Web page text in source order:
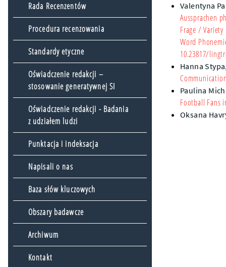
Rada Recenzentów
Procedura recenzowania
Standardy etyczne
Oświadczenie redakcji –
stosowanie generatywnej SI
Oświadczenie redakcji - Badania
z udziałem ludzi
Punktacja i indeksacja
Napisali o nas
Baza słów kluczowych
Obszary badawcze
Archiwum
Kontakt
Valentyna
Aussprachen
Frage / Variety
Word
10.23817/
Hanna Stypa
Paulina
Football Fans
Oksana